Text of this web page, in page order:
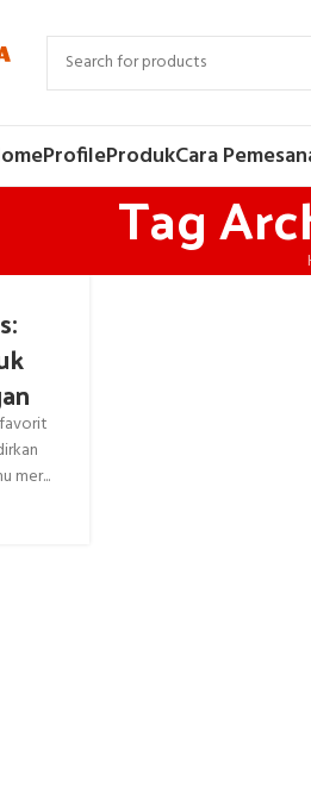
ProfileProdukCara
Tag
mer...